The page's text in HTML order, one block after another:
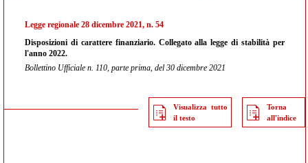
Legge regionale 28 dicembre 2021, n. 54
Disposizioni di carattere finanziario. Collegato alla legge di stabilità per
l'anno 2022.
Bollettino Ufficiale n. 110, parte prima, del 30 dicembre 2021
Visualizza tutto
il testo
Torna
all'indice